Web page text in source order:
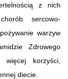
z nich
sercowo-
warzyw
Zdrowego
korzyści,
diecie.